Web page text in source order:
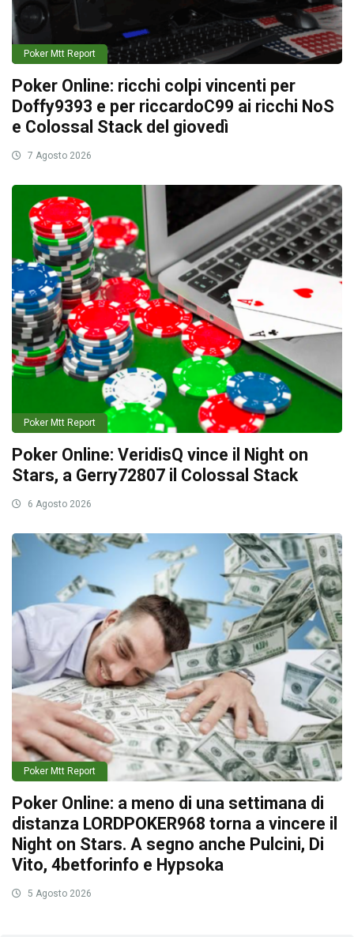
Poker Mtt Report
Poker Online: ricchi colpi vincenti per
Doffy9393 e per riccardoC99 ai ricchi NoS
e Colossal Stack del giovedì
7 Agosto 2026
Poker Mtt Report
Poker Online: VeridisQ vince il Night on
Stars, a Gerry72807 il Colossal Stack
6 Agosto 2026
Poker Mtt Report
Poker Online: a meno di una settimana di
distanza LORDPOKER968 torna a vincere il
Night on Stars. A segno anche Pulcini, Di
Vito, 4betforinfo e Hypsoka
5 Agosto 2026